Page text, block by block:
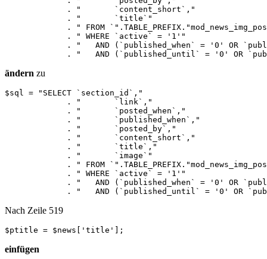
             . "       `content_short`,"
             . "       `title`"
. " FROM
             . " WHERE `active` = '1'"
. "   AND (`published_when` = '0' OR
. "   AND (`published_until` = '0' OR
ändern zu
$sql = "SELECT `section_id`,"
             . "       `link`,"
             . "       `posted_when`,"
             . "       `published_when`,"
             . "       `posted_by`,"
             . "       `content_short`,"
             . "       `title`,"
. " FROM
             . " WHERE `active` = '1'"
. "   AND (`published_when` = '0' OR
. "   AND (`published_until` = '0' OR
Nach Zeile 519
$ptitle = $news['title'];
einfügen